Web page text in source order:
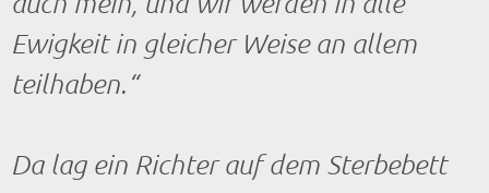
Ewigkeit in gleicher Weise an allem
teilhaben.“
Da lag ein Richter auf dem Sterbebett